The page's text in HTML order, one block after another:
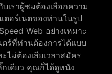
เราผู้ชมต้องเลือกความ
ตอร์เนตของท่านในรูป
Web อย่างเหมาะ
ร์ที่ท่านต้องการได้แบบ
ไม่ต้องเสียเวลาสมัคร
เดียว คุณก็ได้ดูหนัง